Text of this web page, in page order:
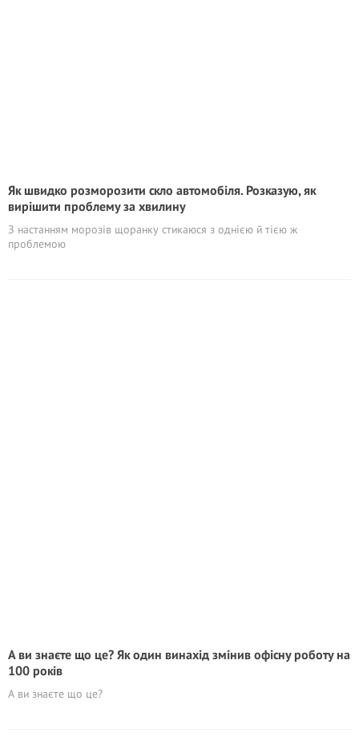
Як швидко розморозити скло автомобіля. Розказую, як
вирішити проблему за хвилину
З настанням морозів щоранку стикаюся з однією й тією ж
проблемою
А ви знаєте що це? Як один винахід змінив офісну роботу на
100 років
А ви знаєте що це?